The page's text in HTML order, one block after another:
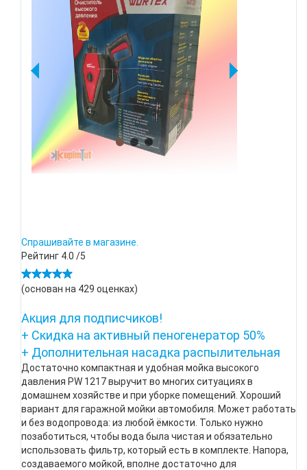
Спрашивайте в магазине.
Рейтинг 4.0 /5
(основан на 429 оценках)
Акция для подписчиков!
+ Скидка на активный пеногенератор 50%
+ Дополнительная насадка распылительная
Достаточно компактная и удобная мойка высокого
давления PW 1217 выручит во многих ситуациях в
домашнем хозяйстве и при уборке помещений. Хороший
вариант для гаражной мойки автомобиля. Может работать
и без водопровода: из любой ёмкости. Только нужно
позаботиться, чтобы вода была чистая и обязательно
использовать фильтр, который есть в комплекте. Напора,
создаваемого мойкой, вполне достаточно для